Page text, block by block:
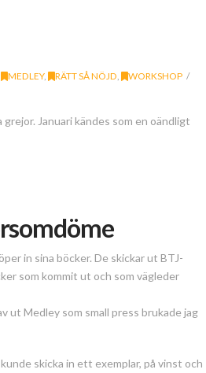
MEDLEY, RÄTT SÅ NÖJD,
WORKSHOP
Januari kändes som en oändligt
in sina böcker. De skickar ut BTJ-
som kommit ut och som vägleder
ut Medley som small press brukade jag
skicka in ett exemplar, på vinst och